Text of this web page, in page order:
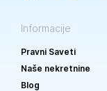
Informacije
Pravni Saveti
Naše nekretnine
Blog